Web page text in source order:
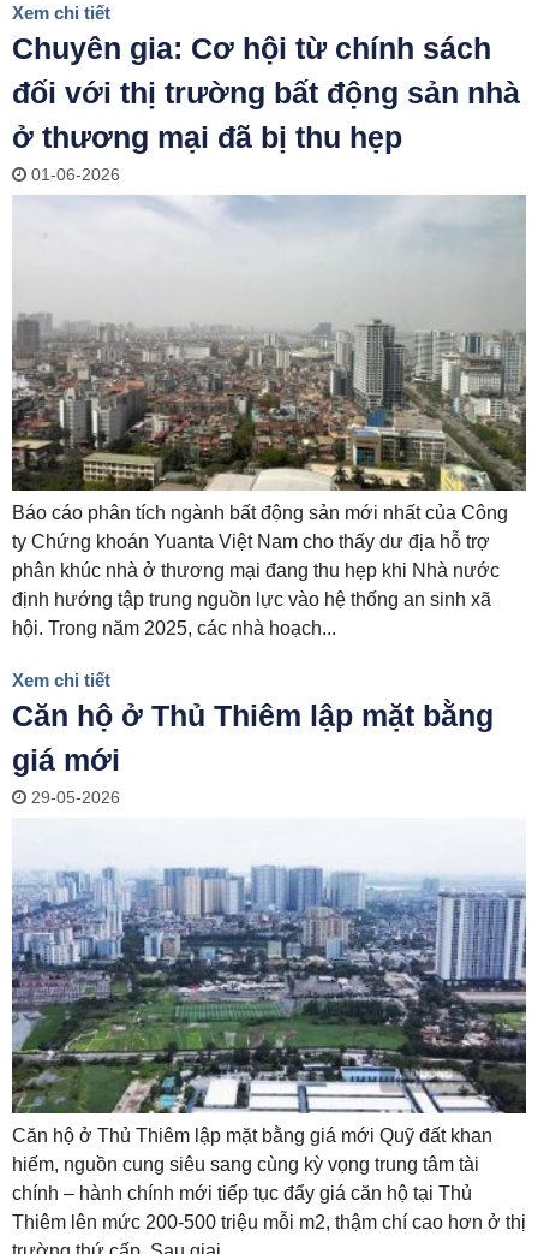
Xem chi tiết
Chuyên gia: Cơ hội từ chính sách
đối với thị trường bất động sản nhà
ở thương mại đã bị thu hẹp
01-06-2026
Báo cáo phân tích ngành bất động sản mới nhất của Công
ty Chứng khoán Yuanta Việt Nam cho thấy dư địa hỗ trợ
phân khúc nhà ở thương mại đang thu hẹp khi Nhà nước
định hướng tập trung nguồn lực vào hệ thống an sinh xã
hội. Trong năm 2025, các nhà hoạch...
Xem chi tiết
Căn hộ ở Thủ Thiêm lập mặt bằng
giá mới
29-05-2026
Căn hộ ở Thủ Thiêm lập mặt bằng giá mới Quỹ đất khan
hiếm, nguồn cung siêu sang cùng kỳ vọng trung tâm tài
chính – hành chính mới tiếp tục đẩy giá căn hộ tại Thủ
Thiêm lên mức 200-500 triệu mỗi m2, thậm chí cao hơn ở thị